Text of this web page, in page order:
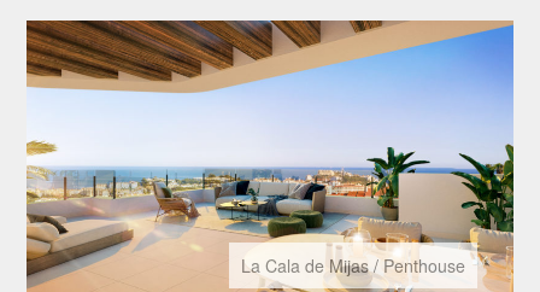
La Cala de Mijas/Penthouse